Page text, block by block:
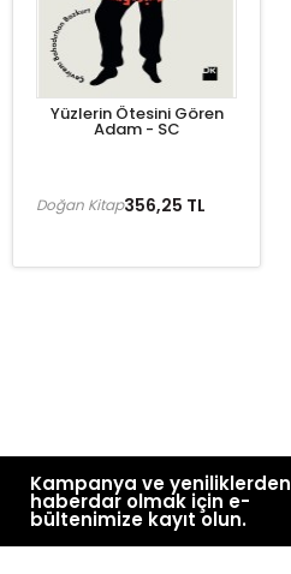
Yüzlerin Ötesini Gören
Adam - SC
356,25 TL
Doğan Kitap
Kampanya ve yeniliklerden
haberdar olmak için e-
bültenimize kayıt olun.